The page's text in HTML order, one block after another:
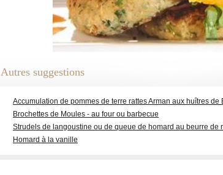
Autres suggestions
Accumulation de pommes de terre rattes Arman aux huîtres de
Brochettes de Moules - au four ou barbecue
Strudels de langoustine ou de queue de homard au beurre de
Homard à la vanille